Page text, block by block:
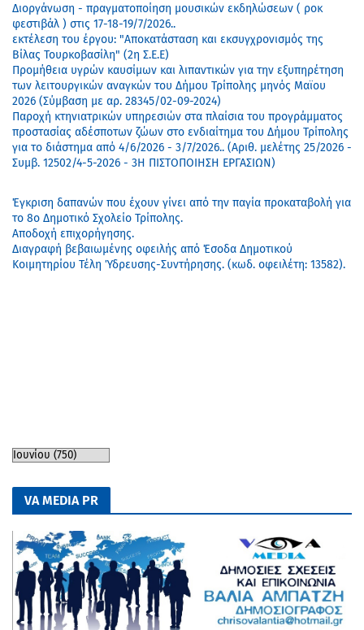
Διοργάνωση - πραγματοποίηση μουσικών εκδηλώσεων ( ροκ
φεστιβάλ ) στις 17-18-19/7/2026..
εκτέλεση του έργου: "Αποκατάσταση και εκσυγχρονισμός της
Βίλας Τουρκοβασίλη" (2η Σ.Ε.Ε)
Προμήθεια υγρών καυσίμων και λιπαντικών για την εξυπηρέτηση
των λειτουργικών αναγκών του Δήμου Τρίπολης μηνός Μαϊου
2026 (Σύμβαση με αρ. 28345/02-09-2024)
Παροχή κτηνιατρικών υπηρεσιών στα πλαίσια του προγράμματος
προστασίας αδέσποτων ζώων στο ενδιαίτημα του Δήμου Τρίπολης
για το διάστημα από 4/6/2026 - 3/7/2026.. (Αριθ. μελέτης 25/2026 -
Συμβ. 12502/4-5-2026 - 3Η ΠΙΣΤΟΠΟΙΗΣΗ ΕΡΓΑΣΙΩΝ)
Έγκριση δαπανών που έχουν γίνει από την παγία προκαταβολή για
το 8ο Δημοτικό Σχολείο Τρίπολης.
Αποδοχή επιχορήγησης.
Διαγραφή βεβαιωμένης οφειλής από Έσοδα Δημοτικού
Κοιμητηρίου Τέλη Ύδρευσης-Συντήρησης. (κωδ. οφειλέτη: 13582).
VA MEDIA PR